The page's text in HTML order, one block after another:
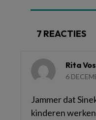
7 REACTIES
Rita Vos
6
Jammer dat
kinderen